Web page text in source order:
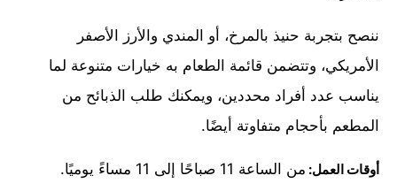
ننصح بتجربة حنيذ بالمرخ، أو المندي والأرز الأصفر
الأمريكي، وتتضمن قائمة الطعام به خيارات متنوعة لما
يناسب عدد أفراد محددين، ويمكنك طلب الذبائح من
المطعم بأحجام متفاوتة أيضًا.
أوقات العمل: من الساعة 11 صباحًا إلى 11 مساءً يوميًا.